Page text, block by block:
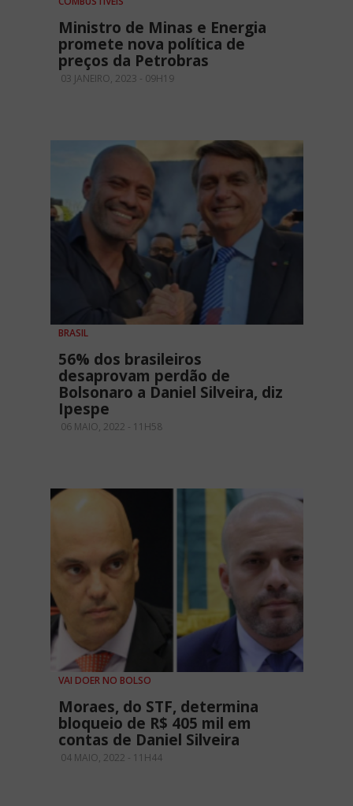
Ministro de Minas e Energia
promete nova política de
preços da Petrobras
03 JANEIRO, 2023 - 09H19
BRASIL
56% dos brasileiros
desaprovam perdão de
Bolsonaro a Daniel Silveira, diz
Ipespe
06 MAIO, 2022 - 11H58
VAI DOER NO BOLSO
Moraes, do STF, determina
bloqueio de R$ 405 mil em
contas de Daniel Silveira
04 MAIO, 2022 - 11H44